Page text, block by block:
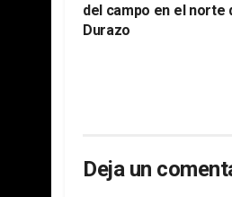
del campo en el norte
Durazo
Deja un